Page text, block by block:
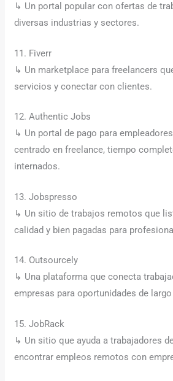
↳ Un portal popular con ofertas de
diversas industrias y sectores.
11. Fiverr
↳ Un marketplace para freelancers
servicios y conectar con clientes.
12. Authentic Jobs
↳ Un portal de pago para
centrado en freelance, tiempo
internados.
13. Jobspresso
↳ Un sitio de trabajos remotos que
calidad y bien pagadas para
14. Outsourcely
↳ Una plataforma que conecta
empresas para oportunidades de
15. JobRack
↳ Un sitio que ayuda a trabajadores
encontrar empleos remotos con